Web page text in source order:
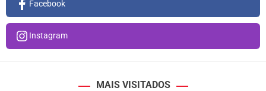
Facebook
Instagram
MAIS VISITADOS